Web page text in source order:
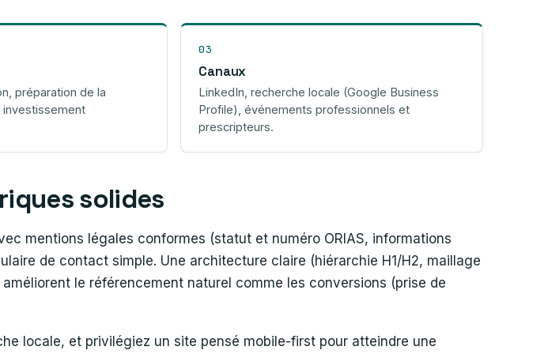
préparation de la
investissement
03
Canaux
LinkedIn, recherche locale (Google Business
Profile), événements professionnels et
prescripteurs.
solides
mentions légales conformes (statut et numéro ORIAS, informations
de contact simple. Une architecture claire (hiérarchie H1/H2, maillage
le référencement naturel comme les conversions (prise de
locale, et privilégiez un site pensé mobile-first pour atteindre une